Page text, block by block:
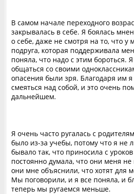
В самом начале переходного
закрывалась в себе. Я боялась
о себе, даже не смотря на то, что у
подруга, которая поддерживала
поняла, что надо с этим бороться.
общаться со своими
опасения были зря. Благодаря им
смеяться над собой, и это очень
дальнейшем.
Я очень часто ругалась с
было из-за учебы, потому что я не
бывало так, что приносила с
постоянно думала, что они меня
они мне объяснили, что хотят для
Мы поговорили, и я все поняла, и
теперь мы ругаемся меньше.